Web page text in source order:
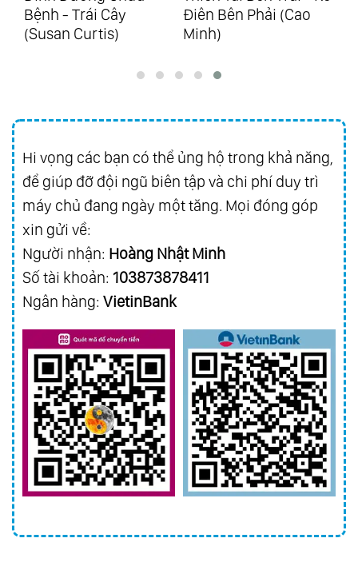
88. Ecos De Brasil
Asia
91.Best Friend
92.Everybody Loves Somebody Sometime
93. Golden Collection Vol.3
94.Magic Of Richard Vol.1 - Grandes
Favoritos
95.Magic Of Richard Vol.2 - Melodias
Inolvidables
96.Magic Of Richard Vol.3 - Romance Y
Pasion
97.Magic Of Richard Vol.4 - Sentimientos A
Flor De Piel
98.Magic Of Richard Vol.5 - Romances
Clasicos
99.Mysterious Eternity
101.Plays Antiques Pianos
Bệnh - Trái Cây
(Susan Curtis)
Điên Bên Phải (Cao
Minh)
Hi vọng các bạn có thể ủng hộ trong khả năng,
để giúp đỡ đội ngũ biên tập và chi phí duy trì
máy chủ đang ngày một tăng. Mọi đóng góp
xin gửi về:
Người nhận: Hoàng Nhật Minh
Số tài khoản: 103873878411
Ngân hàng: VietinBank